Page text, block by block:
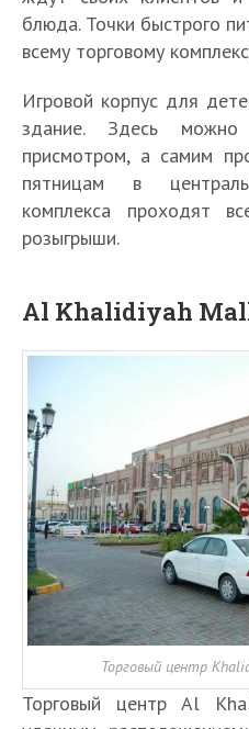
блюда. Точки быстрого
всему торговому
Игровой корпус для
здание. Здесь
присмотром, а самим
пятницам в
комплекса проходят
розыгрыши.
Al Khalidiyah
Торговый центр
Торговый центр Al